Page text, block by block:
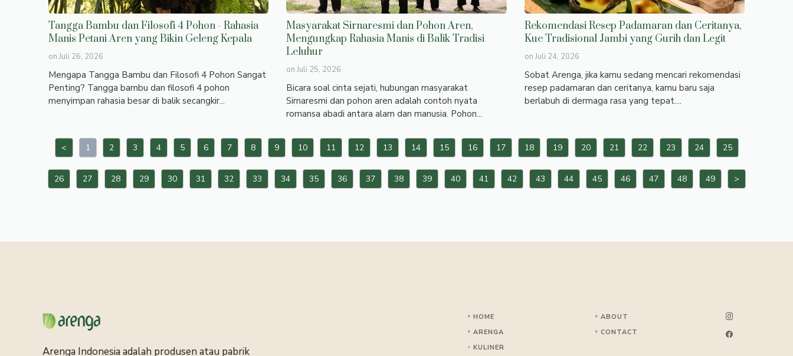
Tangga Bambu dan Filosofi 4 Pohon - Rahasia
Manis Petani Aren yang Bikin Geleng Kepala
on Juli 26, 2026
Mengapa Tangga Bambu dan Filosofi 4 Pohon Sangat
Penting? Tangga bambu dan filosofi 4 pohon
menyimpan rahasia besar di balik secangkir...
Masyarakat Sirnaresmi dan Pohon Aren,
Mengungkap Rahasia Manis di Balik Tradisi
Leluhur
onJuli 25, 2026
Bicara soal cinta sejati, hubungan masyarakat
Sirnaresmi dan pohon aren adalah contoh nyata
romansa abadi antara alam dan manusia. Pohon...
Rekomendasi Resep Padamaran dan Ceritanya,
Kue Tradisional Jambi yang Gurih dan Legit
on Juli 24, 2026
Sobat Arenga, jika kamu sedang mencari rekomendasi
resep padamaran dan ceritanya, kamu baru saja
berlabuh di dermaga rasa yang tepat....
< 1 2 3 4 5 6 7 8 9 10 11 12 13 14 15 16 17 18 19 20 21 22 23 24 25
26 27 28 29 30 31 32 33 34 35 36 37 38 39 40 41 42 43 44 45 46 47 48 49 >
Arenga Indonesia adalah produsen atau pabrik
HOME
ARENGA
KULINER
ABOUT
CONTACT